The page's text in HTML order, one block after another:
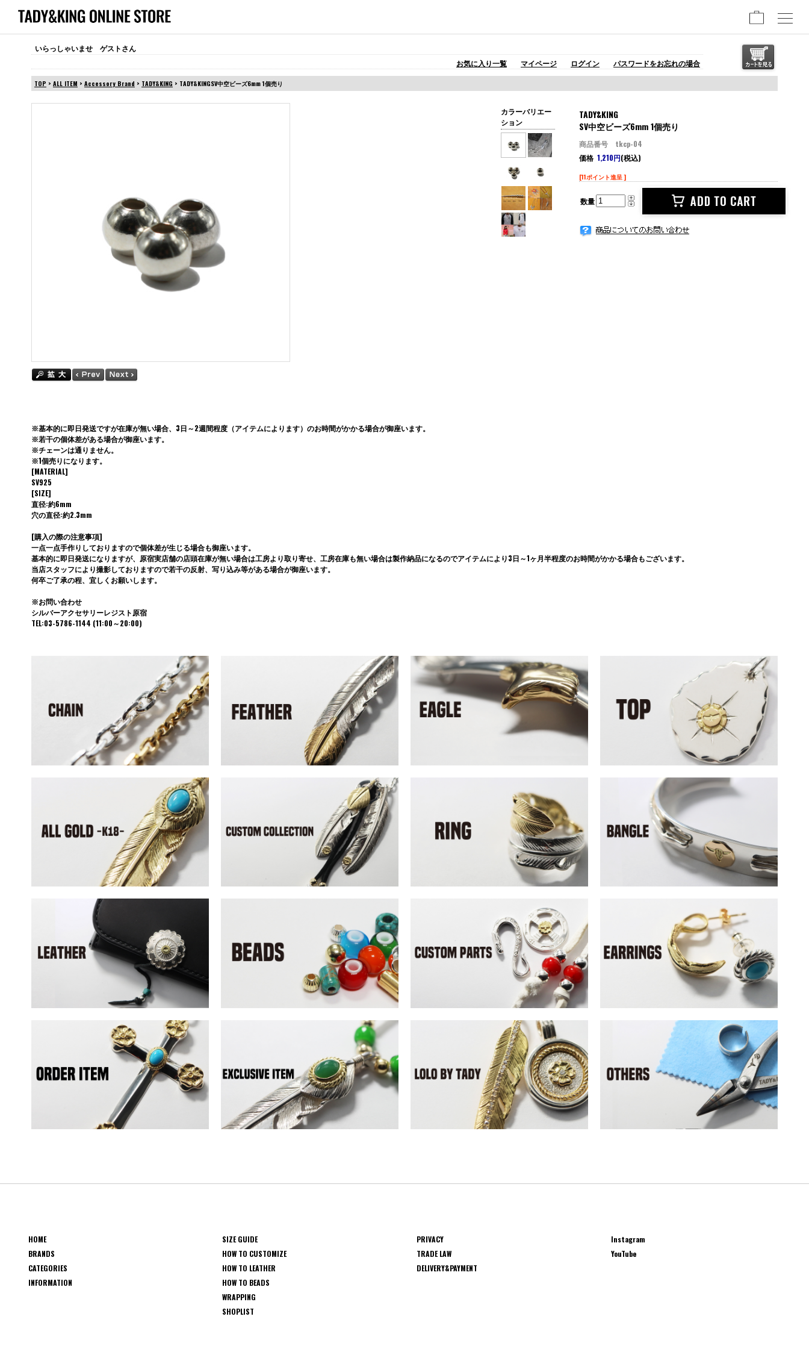
いらっしゃいませ ゲストさん
お気に入り一覧
マイページ ログイン パスワードをお忘れの場合
TOP > ALL ITEM > Accessory Brand > TADY&KING > TADY&KINGSV中空ビーズ6mm 1個売り
TADY&KING
SV中空ビーズ6mm 1個売り
商品番号 tkcp-04
価格 1,210円(税込)
[11ポイント進呈 ]
数量
カラーバリエー
ション
※基本的に即日発送ですが在庫が無い場合、3日～2週間程度（アイテムによります）のお時間がかかる場合が御座います。
※若干の個体差がある場合が御座います。
※チェーンは通りません。
※1個売りになります。
[MATERIAL]
SV925
[SIZE]
直径:約6mm
穴の直径:約2.3mm
[購入の際の注意事項]
一点一点手作りしておりますので個体差が生じる場合も御座います。
基本的に即日発送になりますが、原宿実店舗の店頭在庫が無い場合は工房より取り寄せ、工房在庫も無い場合は製作納品になるのでアイテムにより3日～1ヶ月半程度のお時間がかかる場合もございます。
当店スタッフにより撮影しておりますので若干の反射、写り込み等がある場合が御座います。
何卒ご了承の程、宜しくお願いします。
※お問い合わせ
シルバーアクセサリーレジスト原宿
TEL:03-5786-1144 (11:00～20:00)
HOME
BRANDS
CATEGORIES
INFORMATION
SIZE GUIDE
HOW TO CUSTOMIZE
HOW TO LEATHER
HOW TO BEADS
WRAPPING
SHOPLIST
PRIVACY
TRADE LAW
DELIVERY&PAYMENT
Instagram
YouTube